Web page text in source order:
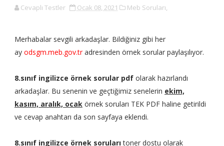
Cevaplı Testler Ocak 08, 2021 Meb Soruları,
Merhabalar sevgili arkadaşlar. Bildiğiniz gibi her
ay odsgm.meb.gov.tradresinden örnek sorular paylaşılıyor.
8.sınıf ingilizce örnek sorular pdfolarak hazırlandı
arkadaşlar. Bu senenin ve geçtiğimiz senelerin ekim,
kasım, aralık, ocakörnek soruları TEK PDF haline getirildi
ve cevap anahtarı da son sayfaya eklendi.
8.sınıf ingilizce örnek sorularıtoner dostu olarak